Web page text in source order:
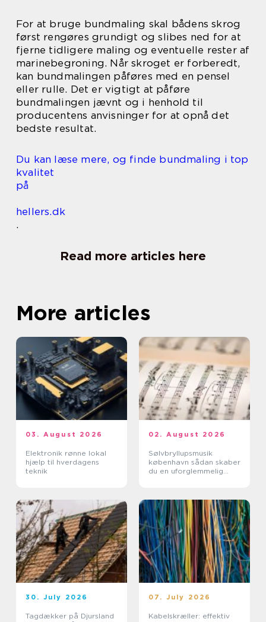
For at bruge bundmaling skal bådens skrog
først rengøres grundigt og slibes ned for at
fjerne tidligere maling og eventuelle rester af
marinebegroning. Når skroget er forberedt,
kan bundmalingen påføres med en pensel
eller rulle. Det er vigtigt at påføre
bundmalingen jævnt og i henhold til
producentens anvisninger for at opnå det
bedste resultat.
Du kan læse mere, og finde bundmaling i top
kvalitet
på
hellers.dk
.
Read more articles here
More articles
03. August 2026
Elektronik rønne lokal
hjælp til hverdagens
teknik
02. August 2026
Sølvbryllupsmusik
københavn sådan skaber
du en uforglemmelig
30. July 2026
Tagdækker på Djursland
07. July 2026
Kabelskræller: effektiv